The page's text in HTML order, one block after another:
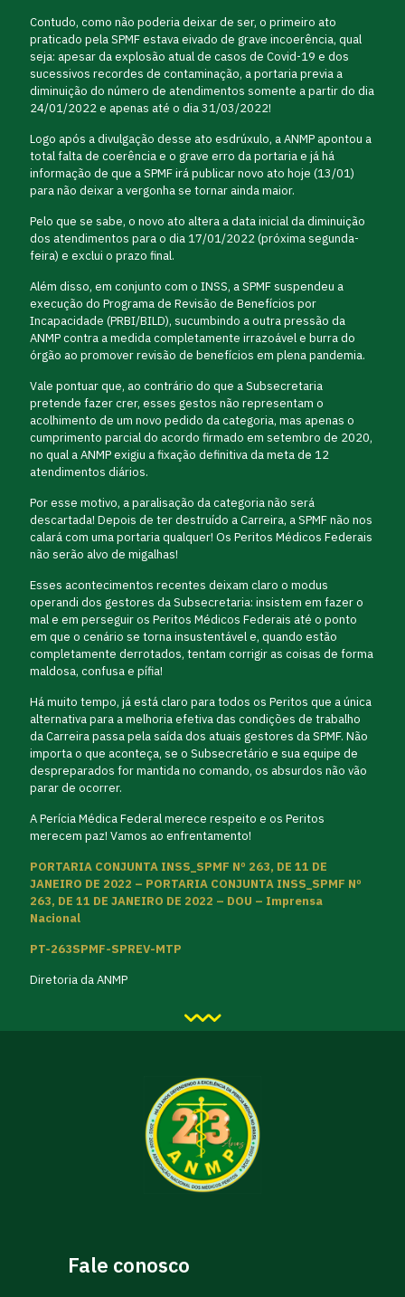
Contudo, como não poderia deixar de ser, o primeiro ato
praticado pela SPMF estava eivado de grave incoerência, qual
seja: apesar da explosão atual de casos de Covid-19 e dos
sucessivos recordes de contaminação, a portaria previa a
diminuição do número de atendimentos somente a partir do dia
24/01/2022 e apenas até o dia 31/03/2022!
Logo após a divulgação desse ato esdrúxulo, a ANMP apontou a
total falta de coerência e o grave erro da portaria e já há
informação de que a SPMF irá publicar novo ato hoje (13/01)
para não deixar a vergonha se tornar ainda maior.
Pelo que se sabe, o novo ato altera a data inicial da diminuição
dos atendimentos para o dia 17/01/2022 (próxima segunda-
feira) e exclui o prazo final.
Além disso, em conjunto com o INSS, a SPMF suspendeu a
execução do Programa de Revisão de Benefícios por
Incapacidade (PRBI/BILD), sucumbindo a outra pressão da
ANMP contra a medida completamente irrazoável e burra do
órgão ao promover revisão de benefícios em plena pandemia.
Vale pontuar que, ao contrário do que a Subsecretaria
pretende fazer crer, esses gestos não representam o
acolhimento de um novo pedido da categoria, mas apenas o
cumprimento parcial do acordo firmado em setembro de 2020,
no qual a ANMP exigiu a fixação definitiva da meta de 12
atendimentos diários.
Por esse motivo, a paralisação da categoria não será
descartada! Depois de ter destruído a Carreira, a SPMF não nos
calará com uma portaria qualquer! Os Peritos Médicos Federais
não serão alvo de migalhas!
Esses acontecimentos recentes deixam claro o modus
operandi dos gestores da Subsecretaria: insistem em fazer o
mal e em perseguir os Peritos Médicos Federais até o ponto
em que o cenário se torna insustentável e, quando estão
completamente derrotados, tentam corrigir as coisas de forma
maldosa, confusa e pífia!
Há muito tempo, já está claro para todos os Peritos que a única
alternativa para a melhoria efetiva das condições de trabalho
da Carreira passa pela saída dos atuais gestores da SPMF. Não
importa o que aconteça, se o Subsecretário e sua equipe de
despreparados for mantida no comando, os absurdos não vão
parar de ocorrer.
A Perícia Médica Federal merece respeito e os Peritos
merecem paz! Vamos ao enfrentamento!
PORTARIA CONJUNTA INSS_SPMF Nº 263, DE 11 DE
JANEIRO DE 2022 – PORTARIA CONJUNTA INSS_SPMF Nº
263, DE 11 DE JANEIRO DE 2022 – DOU – Imprensa
Nacional
PT-263SPMF-SPREV-MTP
Diretoria da ANMP
Fale conosco